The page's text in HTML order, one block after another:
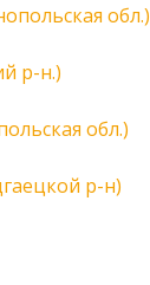
обл.)
р-н.)
обл.)
р-н)